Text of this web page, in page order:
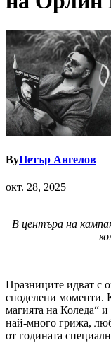
ByПетър Ангелов
окт. 28, 2025
В центъра на
Празниците идват с
споделени моменти.
магията на Коледа“
най-много грижа,
от годината